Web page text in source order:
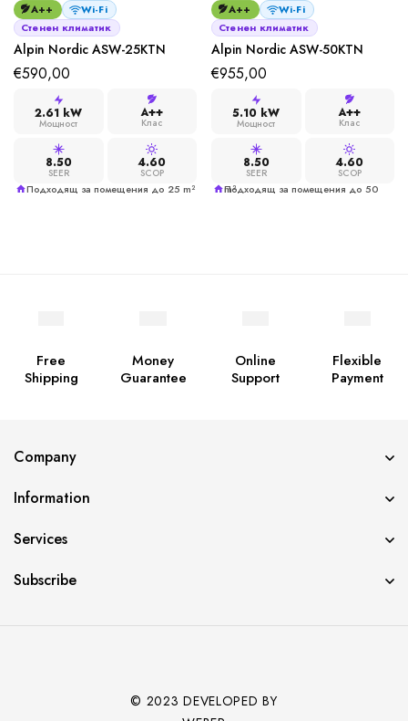
A++
Wi-Fi
Стенен климатик
Alpin Nordic ASW-25KTN
€590,00
2.61 kW
Мощност
A++
Клас
8.50
SEER
4.60
SCOP
Подходящ за помещения до 25 m²
A++
Wi-Fi
Стенен климатик
Alpin Nordic ASW-50KTN
€955,00
5.10 kW
Мощност
A++
Клас
8.50
SEER
4.60
SCOP
Подходящ за помещения до 50 m²
Free
Shipping
Money
Guarantee
Online
Support
Flexible
Payment
Company
Information
Services
Subscribe
© 2023 DEVELOPED BY